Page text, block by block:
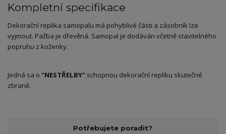
Kompletní specifikace
Dekorační replika samopalu má pohyblivé části a zásobník lze
vyjmout. Pažba je dřevěná. Samopal je dodáván včetně stavitelného
popruhu z koženky.
Jedná sa o "NESTŘELBY" schopnou dekorační repliku skutečné
zbraně.
Potřebujete poradit?